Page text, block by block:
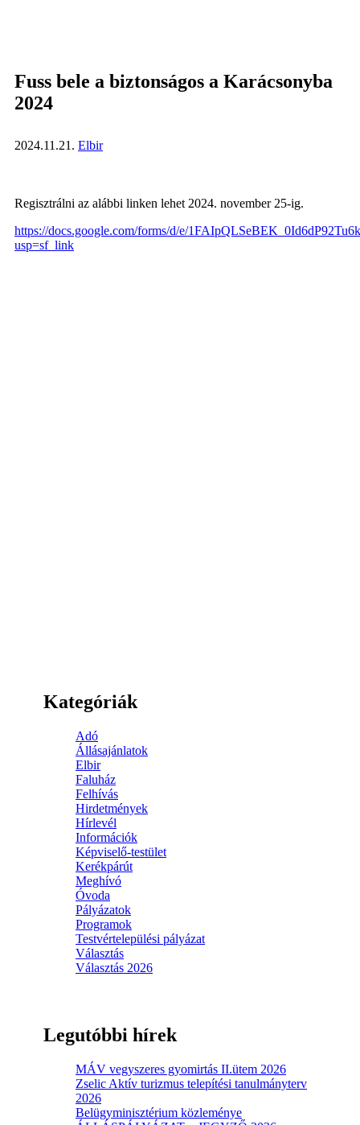
Fuss bele a biztonságos a Karácsonyba
2024
2024.11.21. Elbir
Regisztrálni az alábbi linken lehet 2024. november 25-ig.
https://docs.google.com/forms/d/e/
usp=sf_link
Kategóriák
Adó
Állásajánlatok
Elbir
Faluház
Felhívás
Hirdetmények
Hírlevél
Információk
Képviselő-testület
Kerékpárút
Meghívó
Óvoda
Pályázatok
Programok
Testvértelepülési pályázat
Választás
Választás 2026
Legutóbbi hírek
MÁV vegyszeres gyomirtás II.ütem 2026
Zselic Aktív turizmus telepítési tanulmányterv
2026
Belügyminisztérium közleménye